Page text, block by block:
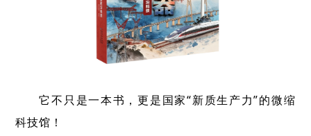
它不只是一本书，更是国家“新质生产力”的微缩
科技馆！